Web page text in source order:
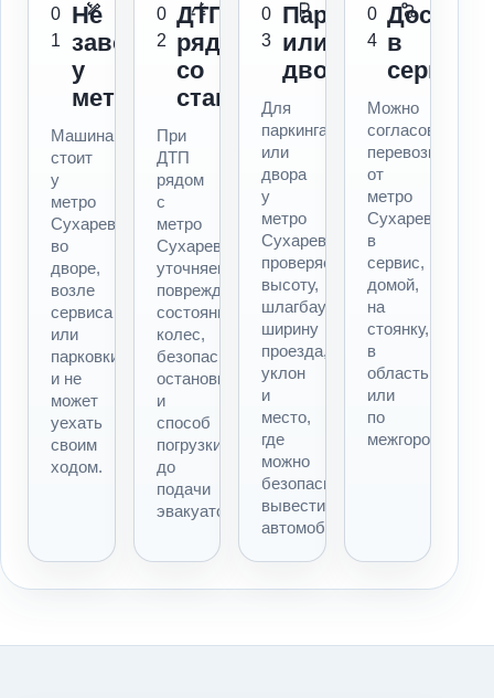
0
1
Не
заводится
у
метро
Машина
стоит
у
метро
Сухаревская,
во
дворе,
возле
сервиса
или
парковки
и не
может
уехать
своим
ходом.
0
2
ДТП
рядом
со
станцией
При
ДТП
рядом
с
метро
Сухаревская
уточняем
повреждения,
состояние
колес,
безопасность
остановки
и
способ
погрузки
до
подачи
эвакуатора.
0
3
Паркинг
или
двор
Для
паркинга
или
двора
у
метро
Сухаревская
проверяем
высоту,
шлагбаум,
ширину
проезда,
уклон
и
место,
где
можно
безопасно
вывести
автомобиль.
0
4
в
сервис
Можно
согласовать
перевозку
от
метро
Сухаревская
в
сервис,
домой,
на
стоянку,
в
область
или
по
межгороду.